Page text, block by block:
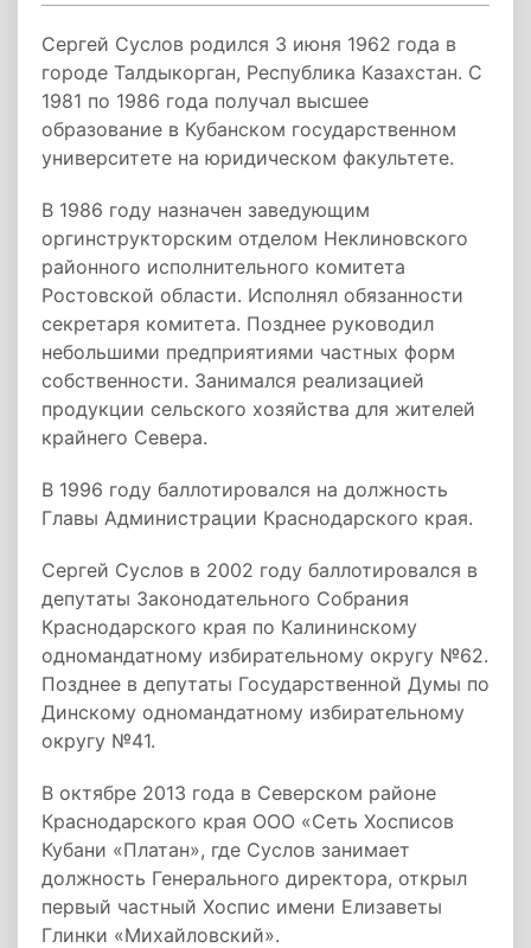
Сергей Суслов родился 3 июня 1962 года в
городе Талдыкорган, Республика Казахстан. С
1981 по 1986 года получал высшее
образование в Кубанском государственном
университете на юридическом факультете.
В 1986 году назначен заведующим
оргинструкторским отделом Неклиновского
районного исполнительного комитета
Ростовской области. Исполнял обязанности
секретаря комитета. Позднее руководил
небольшими предприятиями частных форм
собственности. Занимался реализацией
продукции сельского хозяйства для жителей
крайнего Севера.
В 1996 году баллотировался на должность
Главы Администрации Краснодарского края.
Сергей Суслов в 2002 году баллотировался в
депутаты Законодательного Собрания
Краснодарского края по Калининскому
одномандатному избирательному округу №62.
Позднее в депутаты Государственной Думы по
Динскому одномандатному избирательному
округу №41.
В октябре 2013 года в Северском районе
Краснодарского края ООО «Сеть Хосписов
Кубани «Платан», где Суслов занимает
должность Генерального директора, открыл
первый частный Хоспис имени Елизаветы
Глинки «Михайловский».